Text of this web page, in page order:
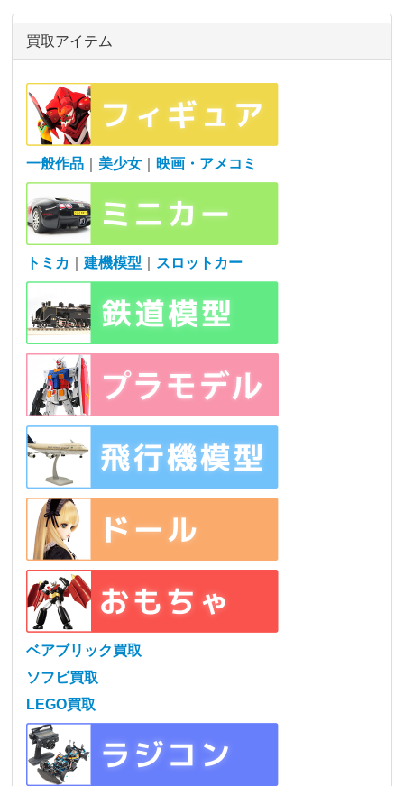
買取アイテム
一般作品 美少女 映画・アメコミ
トミカ ｜建機模型 スロットカー
ベアブリック買取
ソフビ買取
LEGO買取